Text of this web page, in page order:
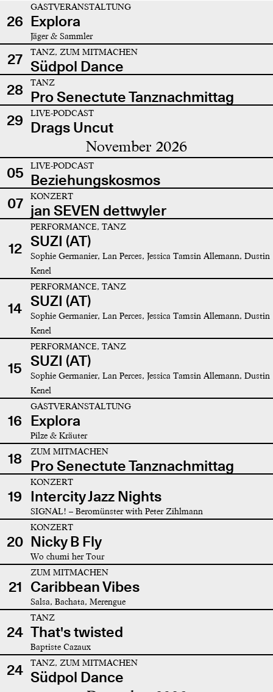
26
GASTVERANSTALTUNG
Explora
Jäger & Sammler
27 TANZ, ZUM MITMACHEN
Südpol Dance
28
TANZ
Pro Senectute Tanznachmittag
29
LIVE-PODCAST
Drags Uncut
November 2026
05 LIVE-PODCAST
Beziehungskosmos
07
KONZERT
jan SEVEN dettwyler
12
PERFORMANCE, TANZ
SUZI (AT)
Sophie Germanier, Lan Perces, Jessica Tamsin Allemann, Dustin
Kenel
14
PERFORMANCE, TANZ
SUZI (AT)
Sophie Germanier, Lan Perces, Jessica Tamsin Allemann, Dustin
Kenel
15
PERFORMANCE, TANZ
SUZI (AT)
Sophie Germanier, Lan Perces, Jessica Tamsin Allemann, Dustin
Kenel
16
GASTVERANSTALTUNG
Explora
Pilze & Kräuter
18 ZUM MITMACHEN
Pro Senectute Tanznachmittag
19
KONZERT
Intercity Jazz Nights
SIGNAL! – Beromünster with Peter Zihlmann
20
KONZERT
Nicky B Fly
Wo chumi her Tour
21
ZUM MITMACHEN
Caribbean Vibes
Salsa, Bachata, Merengue
24
TANZ
That's twisted
Baptiste Cazaux
24 TANZ, ZUM MITMACHEN
Südpol Dance